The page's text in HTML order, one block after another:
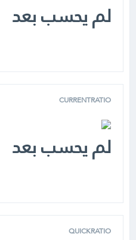
لم يحسب بعد
CURRENTRATIO
لم يحسب بعد
QUICKRATIO